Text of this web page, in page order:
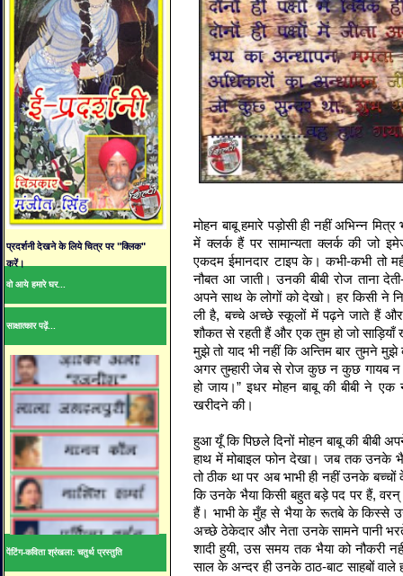
प्रदर्शनी देखने के लिये चित्र पर "क्लिक"
करें।
वो आये हमारे घर...
साक्षात्कार पढ़ें...
पेंटिंग-कविता श्रंखला: चतुर्थ प्रस्तुति
मोहन बाबू हमारे पड़ोसी ही नहीं अभिन्न
में क्लर्क हैं पर सामान्यता क्लर्क की जो
एकदम ईमानदार टाइप के। कभी-कभी तो
नौबत आ जाती। उनकी बीबी रोज ताना
अपने साथ के लोगों को देखो। हर किसी ने
ली है, बच्चे अच्छे स्कूलों में पढ़ने जाते हैं और
शौकत से रहती हैं और एक तुम हो जो
मुझे तो याद भी नहीं कि अन्तिम बार तुमने
अगर तुम्हारी जेब से रोज कुछ न कुछ गायब न
हो जाय।” इधर मोहन बाबू की बीबी ने
खरीदने की।
हुआ यूँ कि पिछले दिनों मोहन बाबू की बीबी
हाथ में मोबाइल फोन देखा। जब तक उनके
तो ठीक था पर अब भाभी ही नहीं उनके
कि उनके भैया किसी बहुत बड़े पद पर हैं, वरन्
हैं। भाभी के मुँह से भैया के रूतबे के किस्से
अच्छे ठेकेदार और नेता उनके सामने पानी
शादी हुयी, उस समय तक भैया को नौकरी
साल के अन्दर ही उनके ठाठ-बाट साहबों